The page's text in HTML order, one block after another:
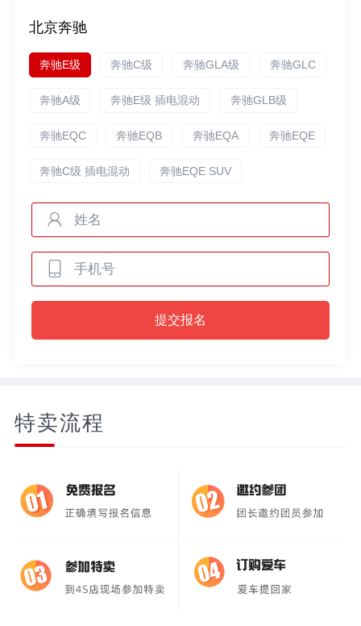
北京奔驰
奔驰E级 奔驰C级 奔驰GLA级 奔驰GLC
奔驰A级 奔驰E级 插电混动 奔驰GLB级
奔驰EQC 奔驰EQB 奔驰EQA 奔驰EQE
奔驰C级 插电混动 奔驰EQE SUV
提交报名
特卖流程